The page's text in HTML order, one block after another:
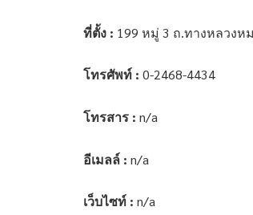
ที่ตั้ง : 199 หมู่ 3 ถ.ทางหลวงห
โทรศัพท์ : 0-2468-4434
โทรสาร : n/a
อีเมลล์ : n/a
เว็บไซท์ : n/a